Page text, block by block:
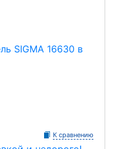
К сравнению